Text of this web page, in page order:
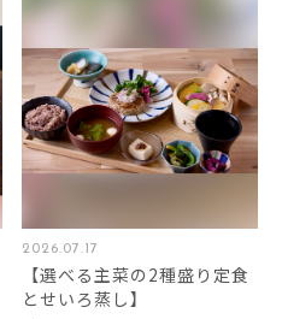
2026.07.17
【選べる主菜の2種盛り定食
とせいろ蒸し】